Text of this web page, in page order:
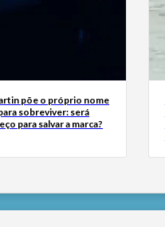
põe o próprio nome
sobreviver: será
para salvar a marca?